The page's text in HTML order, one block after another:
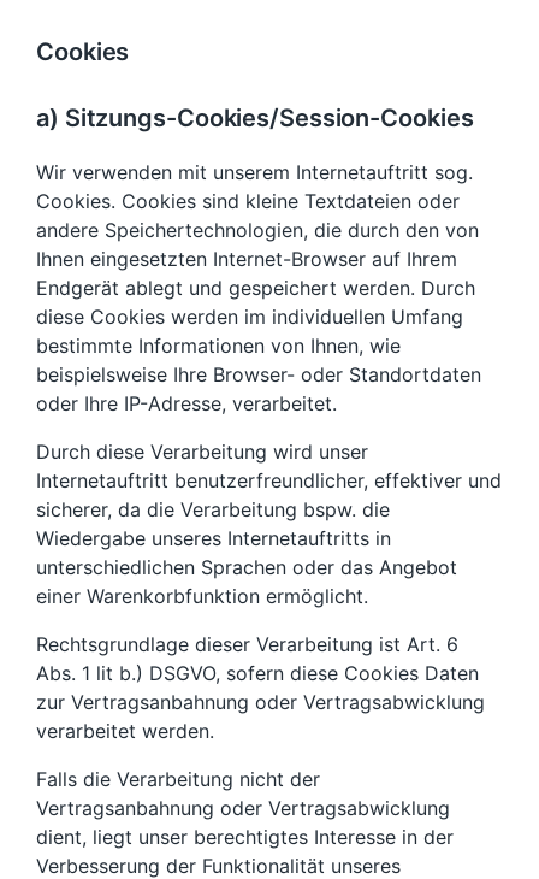
Cookies
a) Sitzungs-Cookies/Session-Cookies
Wir verwenden mit unserem Internetauftritt sog.
Cookies. Cookies sind kleine Textdateien oder
andere Speichertechnologien, die durch den von
Ihnen eingesetzten Internet-Browser auf Ihrem
Endgerät ablegt und gespeichert werden. Durch
diese Cookies werden im individuellen Umfang
bestimmte Informationen von Ihnen, wie
beispielsweise Ihre Browser- oder Standortdaten
oder Ihre IP-Adresse, verarbeitet.
Durch diese Verarbeitung wird unser
Internetauftritt benutzerfreundlicher, effektiver und
sicherer, da die Verarbeitung bspw. die
Wiedergabe unseres Internetauftritts in
unterschiedlichen Sprachen oder das Angebot
einer Warenkorbfunktion ermöglicht.
Rechtsgrundlage dieser Verarbeitung ist Art. 6
Abs. 1 lit b.) DSGVO, sofern diese Cookies Daten
zur Vertragsanbahnung oder Vertragsabwicklung
verarbeitet werden.
Falls die Verarbeitung nicht der
Vertragsanbahnung oder Vertragsabwicklung
dient, liegt unser berechtigtes Interesse in der
Verbesserung der Funktionalität unseres